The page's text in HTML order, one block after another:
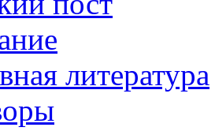
литература